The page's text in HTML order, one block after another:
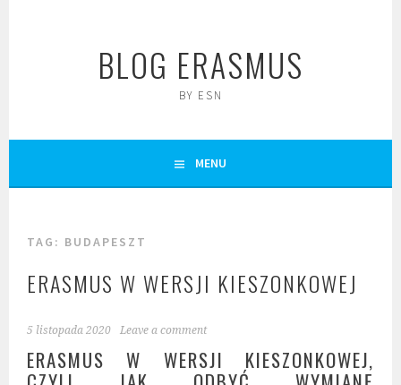
BLOG ERASMUS
BY ESN
MENU
TAG: BUDAPESZT
ERASMUS W WERSJI KIESZONKOWEJ
5 listopada 2020 Leave a comment
ERASMUS W WERSJI KIESZONKOWEJ,